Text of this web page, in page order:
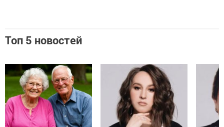
Топ 5 новостей